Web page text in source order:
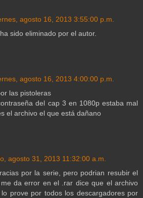
agosto 16, 2013 3:55:00 p.m.
sido eliminado por el autor.
agosto 16, 2013 4:00:00 p.m.
las pistoleras
del cap 3 en 1080p estaba mal
el archivo el que está dañano
agosto 31, 2013 11:32:00 a.m.
por la serie, pero podrian resubir el
da error en el .rar dice que el archivo
prove por todos los descargadores por